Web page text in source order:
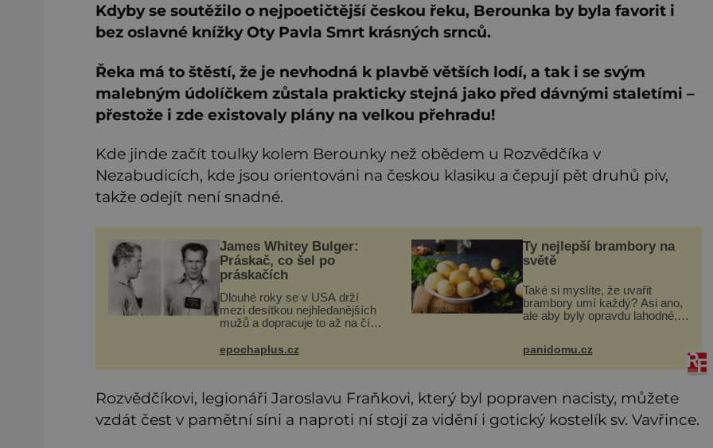
Kdyby se soutěžilo o nejpoetičtější českou řeku, Berounka by byla favorit i
bez oslavné knížky Oty Pavla Smrt krásných srnců.
Řeka má to štěstí, že je nevhodná k plavbě větších lodí, a tak i se svým
malebným údolíčkem zůstala prakticky stejná jako před dávnými staletími –
přestože i zde existovaly plány na velkou přehradu!
Kde jinde začít toulky kolem Berounky než obědem u Rozvědčíka v
Nezabudicích, kde jsou orientováni na českou klasiku a čepují pět druhů piv,
takže odejít není snadné.
James Whitey Bulger:
Práskač, co šel po
práskačích
Dlouhé roky se v USA drží
mezi desítkou nejhledanějších
mužů a dopracuje to až na číslo
Ládinovi (1957–2011). To je
2018) viněný ze spoluúčasti na
epochaplus.cz
Ty nejlepší brambory na
světě
Také si myslíte, že uvařit
brambory umí každý? Asi ano,
ale aby byly opravdu lahodné,
od A, tedy na saláty, po D na
kaši, určitě víte, takže
panidomu.cz
Rozvědčíkovi, legionáři Jaroslavu Fraňkovi, který byl popraven nacisty, můžete
vzdát čest v pamětní síni a naproti ní stojí za vidění i gotický kostelík sv. Vavřince.